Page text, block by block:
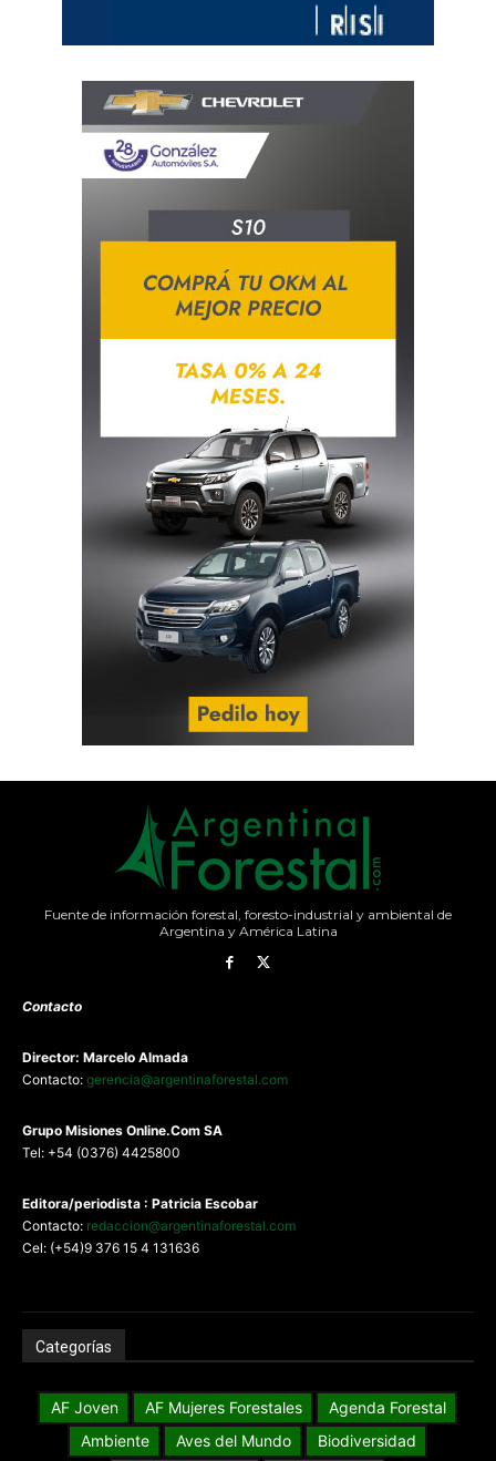
Fuente de información forestal, foresto-industrial y ambiental de
Argentina y América Latina
Contacto
Director: Marcelo Almada
Contacto: gerencia@argentinaforestal.com
Grupo Misiones Online.Com SA
Tel: +54 (0376) 4425800
Editora/periodista : Patricia Escobar
Contacto: redaccion@argentinaforestal.com
Cel: (+54)9 376 15 4 131636
Categorías
AF Joven AF Mujeres Forestales
Agenda Forestal
Ambiente
Aves del Mundo Biodiversidad